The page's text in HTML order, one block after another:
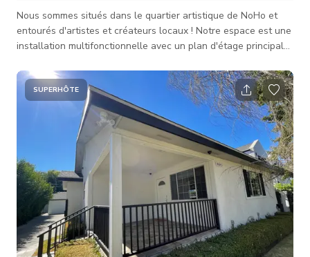
Nous sommes situés dans le quartier artistique de NoHo et
entourés d'artistes et créateurs locaux ! Notre espace est une
installation multifonctionnelle avec un plan d'étage principal
style éclectique ! Notre espace flexible est destiné à des
événements tels que réunions, répétitions, yoga, cours, auto-
casting et bobines ! Un bonus de notre espace est notre beau
et relaxant jardin sur notre patio extérieur !
SUPERHÔTE